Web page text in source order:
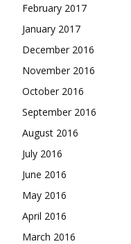
February 2017
January 2017
December 2016
November 2016
October 2016
September 2016
August 2016
July 2016
June 2016
May 2016
April 2016
March 2016